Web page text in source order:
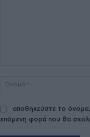
αποθηκεύστε το
επόμενη φορά που θα